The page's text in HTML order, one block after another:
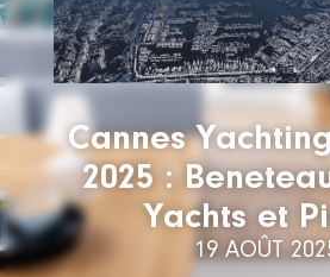
Cannes
2025 :
Yachts et
19 AOÛT